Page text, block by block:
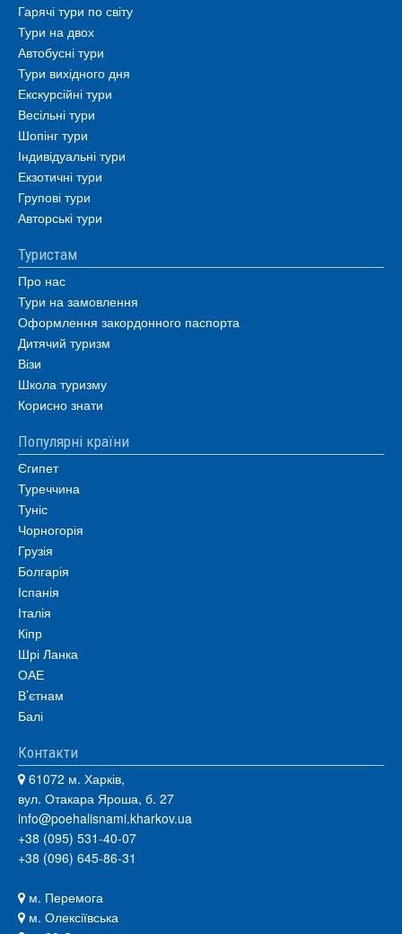
Гарячі тури по світу
Тури на двох
Автобусні тури
Тури вихідного дня
Екскурсійні тури
Весільні тури
Шопінг тури
Індивідуальні тури
Екзотичні тури
Групові тури
Авторські тури
Туристам
Про нас
Тури на замовлення
Оформлення закордонного паспорта
Дитячий туризм
Візи
Школа туризму
Корисно знати
Популярні країни
Єгипет
Туреччина
Туніс
Чорногорія
Грузія
Болгарія
Іспанія
Італія
Кіпр
Шрі Ланка
ОАЕ
В’єтнам
Балі
Контакти
61072 м. Харків,
вул. Отакара Яроша, б. 27
info@poehalisnami.kharkov.ua
+38 (095) 531-40-07
+38 (096) 645-86-31
м. Перемога
м. Олексіївська